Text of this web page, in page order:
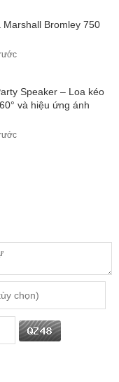
Bromley 750
Speaker – Loa kéo
và hiệu ứng ánh